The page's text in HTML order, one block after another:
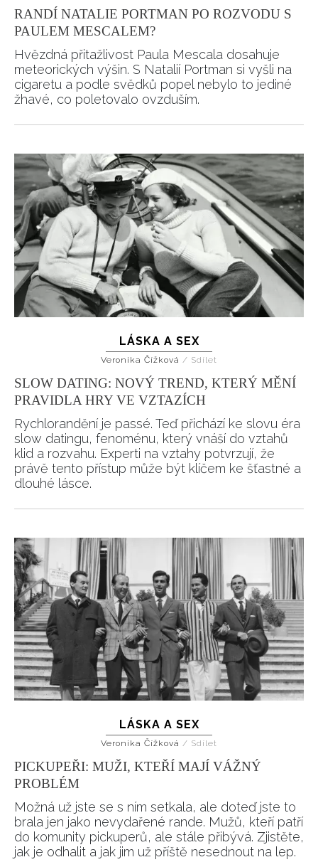
INFORMACE
REDAKCE
RANDÍ NATALIE PORTMAN PO ROZVODU S
PAULEM MESCALEM?
Hvězdná přitažlivost Paula Mescala dosahuje
meteorických výšin. S Natalií Portman si vyšli na
cigaretu a podle svědků popel nebylo to jediné
žhavé, co poletovalo ovzduším.
LÁSKA A SEX
Veronika Čížková / Sdílet
SLOW DATING: NOVÝ TREND, KTERÝ MĚNÍ
PRAVIDLA HRY VE VZTAZÍCH
Rychlorandění je passé. Teď přichází ke slovu éra
slow datingu, fenoménu, který vnáší do vztahů
klid a rozvahu. Experti na vztahy potvrzují, že
právě tento přístup může být klíčem ke šťastné a
dlouhé lásce.
LÁSKA A SEX
Veronika Čížková / Sdílet
PICKUPEŘI: MUŽI, KTEŘÍ MAJÍ VÁŽNÝ
PROBLÉM
Možná už jste se s ním setkala, ale doteď jste to
brala jen jako nevydařené rande. Mužů, kteří patří
do komunity pickuperů, ale stále přibývá. Zjistěte,
jak je odhalit a jak jim už příště nesednout na lep.